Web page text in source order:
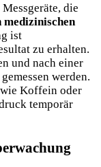
die
ist
zu erhalten.
und nach einer
werden.
Koffein oder
temporär